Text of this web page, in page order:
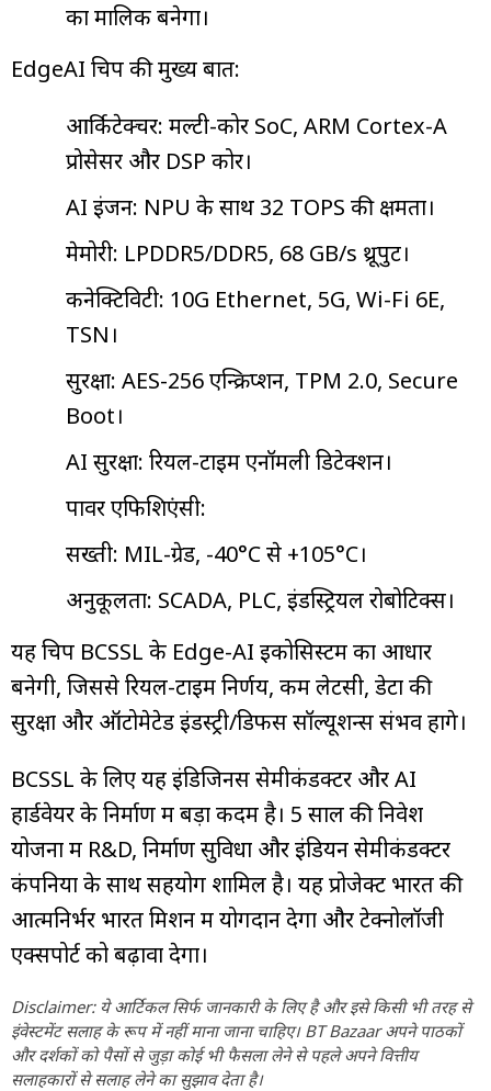
का मालिक बनेगा।
EdgeAI चिप की मुख्य बातें:
आर्किटेक्चर: मल्टी-कोर SoC, ARM Cortex-A
प्रोसेसर और DSP कोर।
AI इंजन: NPU के साथ 32 TOPS की क्षमता।
मेमोरी: LPDDR5/DDR5, 68 GB/s थ्रूपुट।
कनेक्टिविटी: 10G Ethernet, 5G, Wi-Fi 6E,
TSN।
सुरक्षा: AES-256 एन्क्रिप्शन, TPM 2.0, Secure
Boot।
AI सुरक्षा: रियल-टाइम एनॉमली डिटेक्शन।
पावर एफिशिएंसी:
सख्ती: MIL-ग्रेड, -40°C से +105°C।
अनुकूलता: SCADA, PLC, इंडस्ट्रियल रोबोटिक्स।
यह चिप BCSSL के Edge-AI इकोसिस्टम का आधार
बनेगी, जिससे रियल-टाइम निर्णय, कम लेटेंसी, डेटा की
सुरक्षा और ऑटोमेटेड इंडस्ट्री/डिफेंस सॉल्यूशन्स संभव होंगे।
BCSSL के लिए यह इंडिजिनस सेमीकंडक्टर और AI
हार्डवेयर के निर्माण में बड़ा कदम है। 5 साल की निवेश
योजना में R&D, निर्माण सुविधा और इंडियन सेमीकंडक्टर
कंपनियों के साथ सहयोग शामिल है। यह प्रोजेक्ट भारत की
आत्मनिर्भर भारत मिशन में योगदान देगा और टेक्नोलॉजी
एक्सपोर्ट को बढ़ावा देगा।
Disclaimer: ये आर्टिकल सिर्फ जानकारी के लिए है और इसे किसी भी तरह से
इंवेस्टमेंट सलाह के रूप में नहीं माना जाना चाहिए। BT Bazaar अपने पाठकों
और दर्शकों को पैसों से जुड़ा कोई भी फैसला लेने से पहले अपने वित्तीय
सलाहकारों से सलाह लेने का सुझाव देता है।